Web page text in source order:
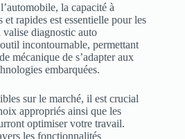
la capacité à
rapides est essentielle pour les
valise diagnostic auto
incontournable, permettant
mécanique de s’adapter aux
embarquées.
sur le marché, il est crucial
appropriés ainsi que les
optimiser votre travail.
les fonctionnalités